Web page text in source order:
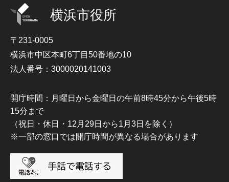
横浜市役所
〒231-0005
横浜市中区本町6丁目50番地の10
法人番号：3000020141003
開庁時間：月曜日から金曜日の午前8時45分から午後5時
15分まで
（祝日・休日・12月29日から1月3日を除く）
※一部の窓口では開庁時間が異なる場合があります